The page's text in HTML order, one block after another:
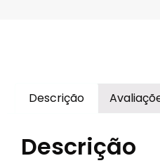
Descrição
Descrição